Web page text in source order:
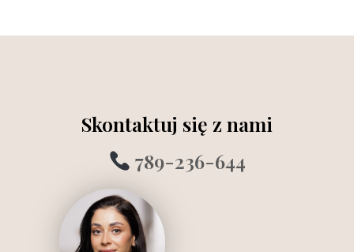
Skontaktuj się z nami
789-236-644